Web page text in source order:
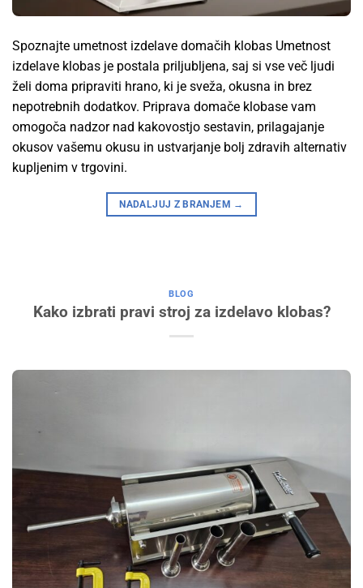
Spoznajte umetnost izdelave domačih klobas Umetnost
izdelave klobas je postala priljubljena, saj si vse več ljudi
želi doma pripraviti hrano, ki je sveža, okusna in brez
nepotrebnih dodatkov. Priprava domače klobase vam
omogoča nadzor nad kakovostjo sestavin, prilagajanje
okusov vašemu okusu in ustvarjanje bolj zdravih alternativ
kupljenim v trgovini.
NADALJUJ Z BRANJEM →
BLOG
Kako izbrati pravi stroj za izdelavo klobas?